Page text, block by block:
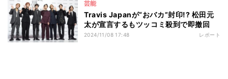
芸能
Travis Japanが“おバカ”封印!? 松田元
太が宣言するもツッコミ殺到で即撤回
2024/11/08 17:48 レポート